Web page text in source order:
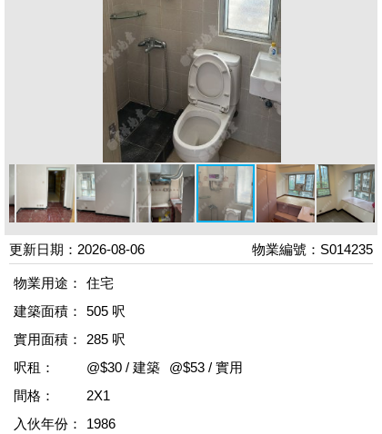
更新日期：2026-08-06 物業編號：S014235
物業用途：
住宅
建築面積：
505 呎
實用面積：
285 呎
呎租：
@$30 / 建築
@$53 / 實用
間格：
2X1
入伙年份：
1986